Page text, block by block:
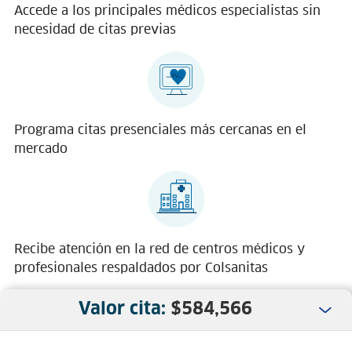
Valor cita: $584,566
Accede a los principales médicos especialistas sin
necesidad de citas previas
Programa citas presenciales más cercanas en el
mercado
Recibe atención en la red de centros médicos y
profesionales respaldados por Colsanitas